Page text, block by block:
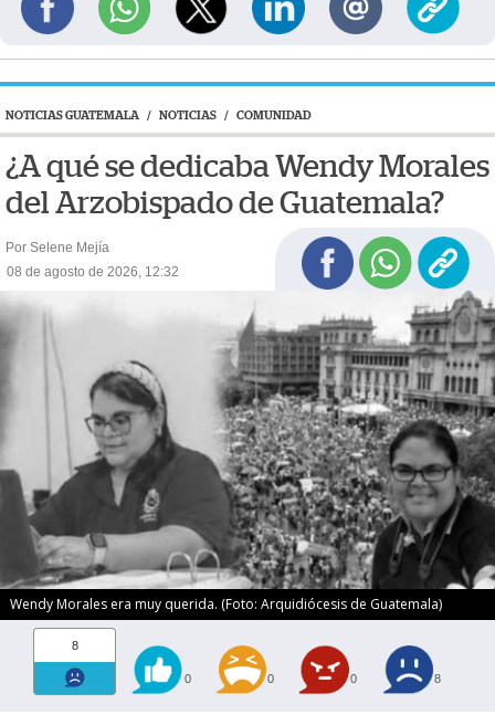
NOTICIAS GUATEMALA / NOTICIAS / COMUNIDAD
¿A qué se dedicaba Wendy Morales
del Arzobispado de Guatemala?
Por Selene Mejía
08 de agosto de 2026, 12:32
Wendy Morales era muy querida. (Foto: Arquidiócesis de Guatemala)
8
0 0 0 8